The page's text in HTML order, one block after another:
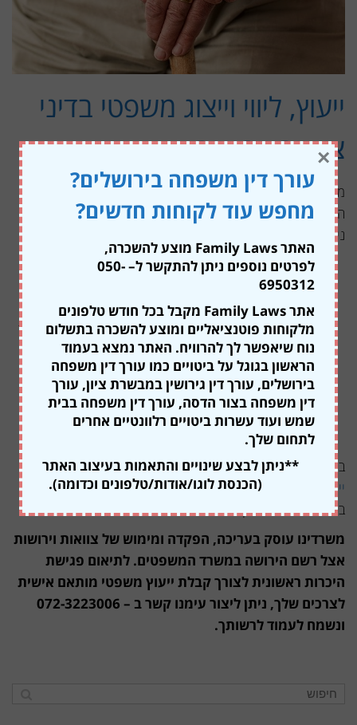
ייעוץ, ליווי וייצוג משפטי בדיני
צוואות וירושות
משרדינו מעניק ייעוץ, ליווי וייצוג משפטי במגוון נושאים בתחום
הצוואות והירושות כאשר בין הנושאים המשפטיים השכיחים ביותר
ניתן למצוא:
עריכת צוואות– עריכה של צוואה משפטית, חסינה
ומותאמת אישית אשר תבטיח את התוצאה הרצויה ביום
שאחרי.
בקשה לצו קיום צוואה – ייצוג, ייעוץ וליווי של יורשים אשר
מוזכרים בצוואה אשר נערכה מבעוד מועד מול הרשם המחוזי
לענייני ירושה. הגשת הבקשה לצו קיום צוואה, תאשר את
נוסח הצוואה ותקנה לה תוקף של פסק דין.
התנגדות לצו קיום צוואה– ייצוג, ייעוץ וליווי של גורמים
מתנגדים לצו קיום הצוואה מול הרשם המחוזי לענייני ירושה.
בנוסף לכך, משרדינומוסמך לעריכה, הפקדה והפעלה של מסמך
ייפוי כוח מתמשך או מסמך הבעת רצון אשר מהווים סוג של "צוואה
בחיים" בהתאם לחוק המשפטית והאפוטרופסות, תשכ"ב-1962.
משרדינו עוסק בעריכה, הפקדה ומימוש של צוואות וירושות
אצל רשם הירושה במשרד המשפטים. לתיאום פגישת
היכרות ראשונית לצורך קבלת ייעוץ משפטי מותאם אישית
לצרכים שלך, ניתן ליצור עימנו קשר ב – 072-3223006
ונשמח לעמוד לרשותך.
עורך דין משפחה בירושלים?
מחפש עוד לקוחות חדשים?
האתר Family Laws מוצע להשכרה,
לפרטים נוספים ניתן להתקשר ל – 050-
6950312
אתר Family Laws מקבל בכל חודש טלפונים
מלקוחות פוטנציאליים ומוצע להשכרה בתשלום
נוח שיאפשר לך להרוויח. האתר נמצא בעמוד
הראשון בגוגל על ביטויים כמו עורך דין משפחה
בירושלים, עורך דין גירושין במבשרת ציון, עורך
דין משפחה בצור הדסה, עורך דין משפחה בבית
שמש ועוד עשרות ביטויים רלוונטיים אחרים
לתחום שלך.
**ניתן לבצע שינויים והתאמות בעיצוב האתר
(הכנסת לוגו/אודות/טלפונים וכדומה).
×